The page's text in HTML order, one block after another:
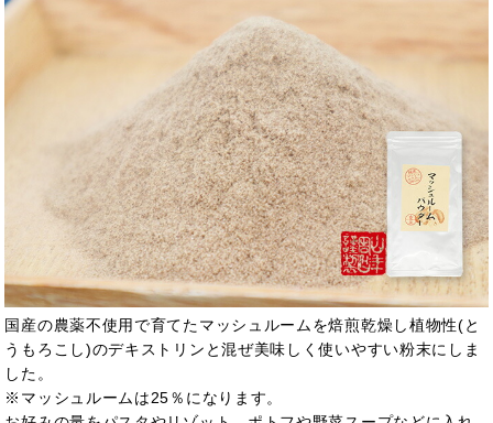
国産の農薬不使用で育てたマッシュルームを焙煎乾燥し植物性(と
うもろこし)のデキストリンと混ぜ美味しく使いやすい粉末にしま
した。
※マッシュルームは25％になります。